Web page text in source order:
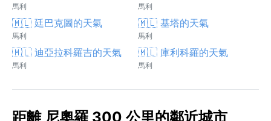
馬利 馬利
🇲🇱 廷巴克圖的天氣
馬利
🇲🇱 基塔的天氣
馬利
🇲🇱 迪亞拉科羅吉的天氣
馬利
🇲🇱 庫利科羅的天氣
馬利
距離 尼奧羅 300 公里的鄰近城市